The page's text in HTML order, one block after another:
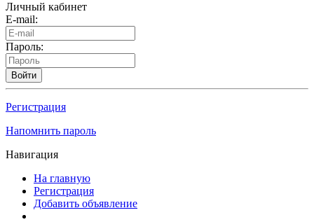
Личный кабинет
E-mail:
Пароль:
Войти
Регистрация
Напомнить пароль
Навигация
На главную
Регистрация
Добавить объявление